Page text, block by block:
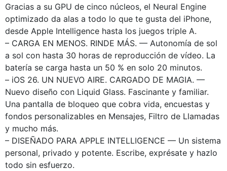
Gracias a su GPU de cinco núcleos, el Neural Engine
optimizado da alas a todo lo que te gusta del iPhone,
desde Apple Intelligence hasta los juegos triple A.
– CARGA EN MENOS. RINDE MÁS. — Autonomía de sol
a sol con hasta 30 horas de reproducción de vídeo. La
batería se carga hasta un 50 % en solo 20 minutos.
– iOS 26. UN NUEVO AIRE. CARGADO DE MAGIA. —
Nuevo diseño con Liquid Glass. Fascinante y familiar.
Una pantalla de bloqueo que cobra vida, encuestas y
fondos personalizables en Mensajes, Filtro de Llamadas
y mucho más.
– DISEÑADO PARA APPLE INTELLIGENCE — Un sistema
personal, privado y potente. Escribe, exprésate y hazlo
todo sin esfuerzo.